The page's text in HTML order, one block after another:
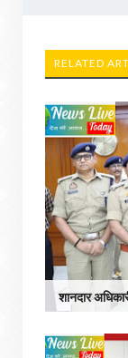
RELATED
शानदार